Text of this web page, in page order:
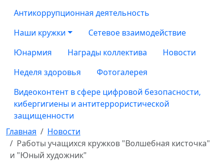
Антикоррупционная деятельность
Наши кружки
Сетевое взаимодействие
Юнармия
Награды коллектива
Новости
Неделя здоровья
Фотогалерея
Видеоконтент в сфере цифровой безопасности,
кибергигиены и антитеррористической
защищенности
Главная
Новости
Работы учащихся кружков "Волшебная кисточка"
и "Юный художник"